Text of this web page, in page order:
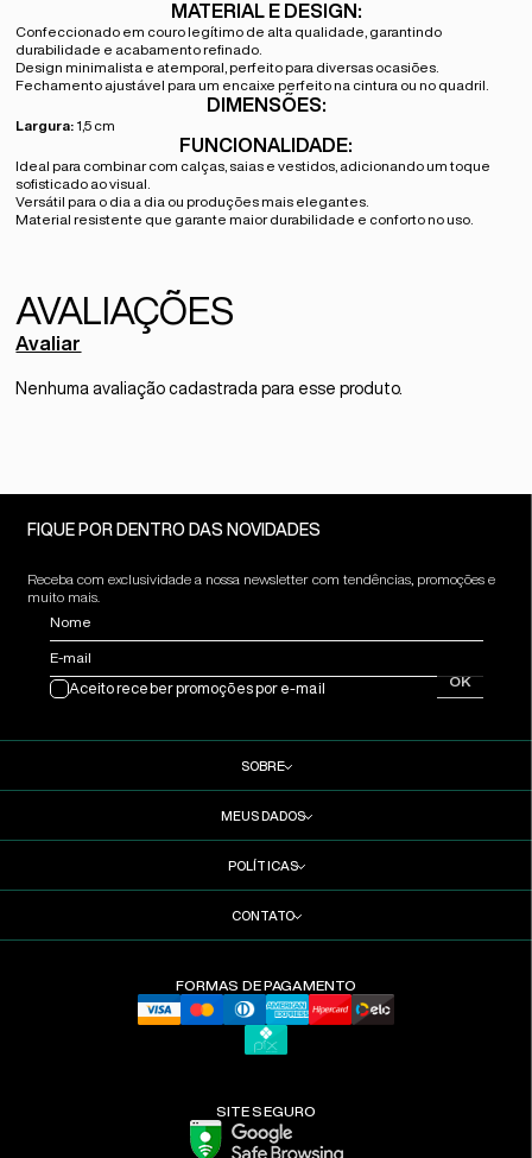
MATERIAL E DESIGN:
Confeccionado em couro legítimo de alta qualidade, garantindo
durabilidade e acabamento refinado.
Design minimalista e atemporal, perfeito para diversas ocasiões.
Fechamento ajustável para um encaixe perfeito na cintura ou no quadril.
DIMENSÕES:
Largura: 1,5 cm
FUNCIONALIDADE:
Ideal para combinar com calças, saias e vestidos, adicionando um toque
sofisticado ao visual.
Versátil para o dia a dia ou produções mais elegantes.
Material resistente que garante maior durabilidade e conforto no uso.
Avaliar
Nenhuma avaliação cadastrada para esse produto.
FIQUE POR DENTRO DAS NOVIDADES
Receba com exclusividade a nossa newsletter com tendências, promoções e
muito mais.
Nome
E-mail
OK
Aceito receber promoções por e-mail
SOBRE
MEUS DADOS
POLÍTICAS
CONTATO
FORMAS DE PAGAMENTO
SITE SEGURO